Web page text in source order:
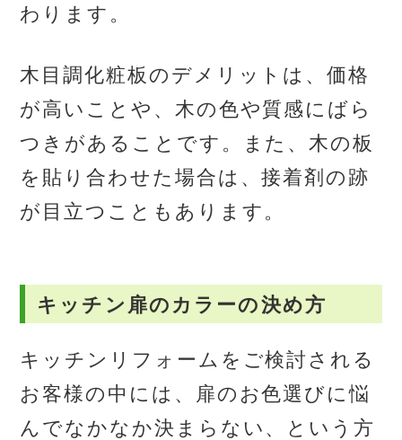
わります。
木目調化粧板のデメリットは、価格
が高いことや、木の色や質感にばら
つきがあることです。また、木の板
を貼り合わせた場合は、接着剤の跡
が目立つこともあります。
キッチン扉のカラーの決め方
キッチンリフォームをご検討される
お客様の中には、扉のお色選びに悩
んでなかなか決まらない、という方